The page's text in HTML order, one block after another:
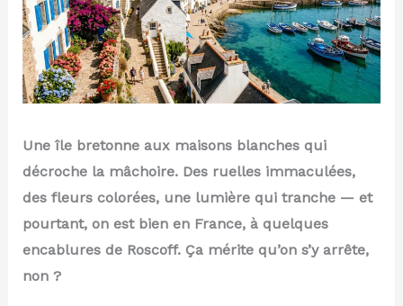
Une île bretonne aux maisons blanches qui
décroche la mâchoire. Des ruelles immaculées,
des fleurs colorées, une lumière qui tranche — et
pourtant, on est bien en France, à quelques
encablures de Roscoff. Ça mérite qu’on s’y arrête,
non ?